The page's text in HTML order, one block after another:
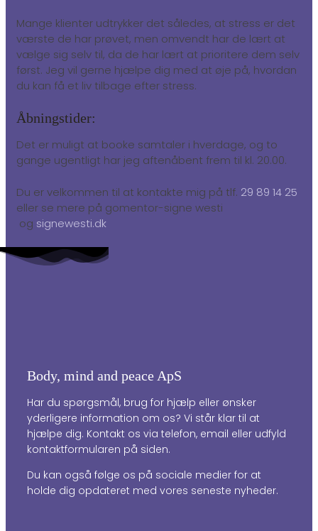
Mange klienter udtrykker det således, at stress er det
værste de har prøvet, men omvendt har de lært at
vælge sig selv til, da de har lært at prioritere dem selv
først. Jeg vil gerne hjælpe dig med at øje på, hvordan
du kan få et liv tilbage efter stress.
Åbningstider:
Det er muligt at booke samtaler i hverdage, og to
gange ugentligt har jeg aftenåbent frem til kl. 20.00.
Du er velkommen til at kontakte mig på tlf. 29 89 14 25
eller se mere på gomentor-signe westi
og signewesti.dk
Body, mind and peace ApS
Har du spørgsmål, brug for hjælp eller ønsker
yderligere information om os? Vi står klar til at
hjælpe dig. Kontakt os via telefon, email eller udfyld
kontaktformularen på siden.
Du kan også følge os på sociale medier for at
holde dig opdateret med vores seneste nyheder.